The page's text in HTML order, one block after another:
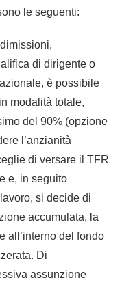
le seguenti:
di dirigente o
è possibile
modalità totale,
del 90% (opzione
l’anzianità
di versare il TFR
e, in seguito
si decide di
accumulata, la
all’interno del fondo
Di
assunzione